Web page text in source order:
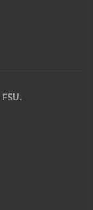
u
r
FSU.